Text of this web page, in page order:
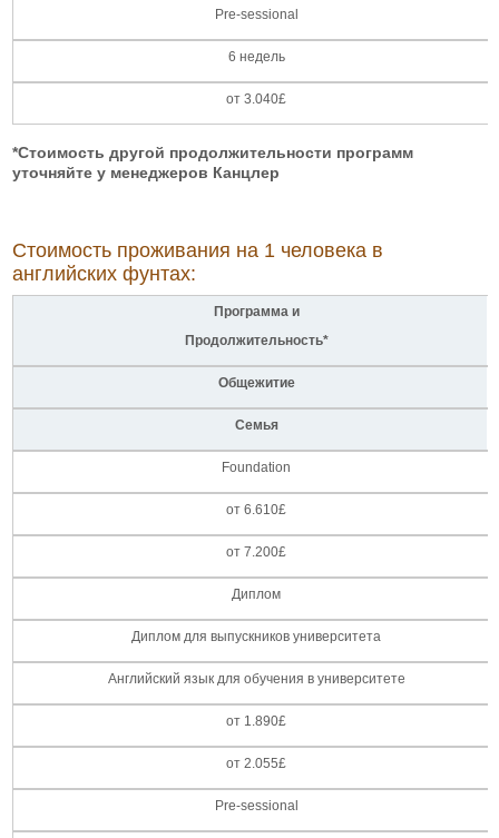
Pre-sessional
6 недель
от 3.040£
*Стоимость другой продолжительности программ
уточняйте у менеджеров Канцлер
Стоимость проживания на 1 человека в
английских фунтах:
Программа и
Продолжительность*
Общежитие
Семья
Foundation
от 6.610£
от 7.200£
Диплом
Диплом для выпускников университета
Английский язык для обучения в университете
от 1.890£
от 2.055£
Pre-sessional